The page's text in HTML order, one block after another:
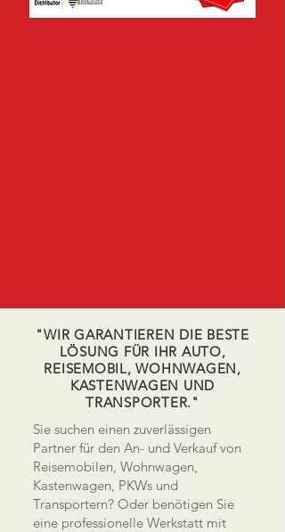
"WIR GARANTIEREN DIE BESTE
LÖSUNG FÜR IHR AUTO,
REISEMOBIL, WOHNWAGEN,
KASTENWAGEN UND
TRANSPORTER."
Sie suchen einen zuverlässigen
Partner für den An- und Verkauf von
Reisemobilen, Wohnwagen,
Kastenwagen, PKWs und
Transportern? Oder benötigen Sie
eine professionelle Werkstatt mit